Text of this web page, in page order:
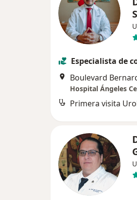
Especialista de
Hospital Ángeles
Primera visita